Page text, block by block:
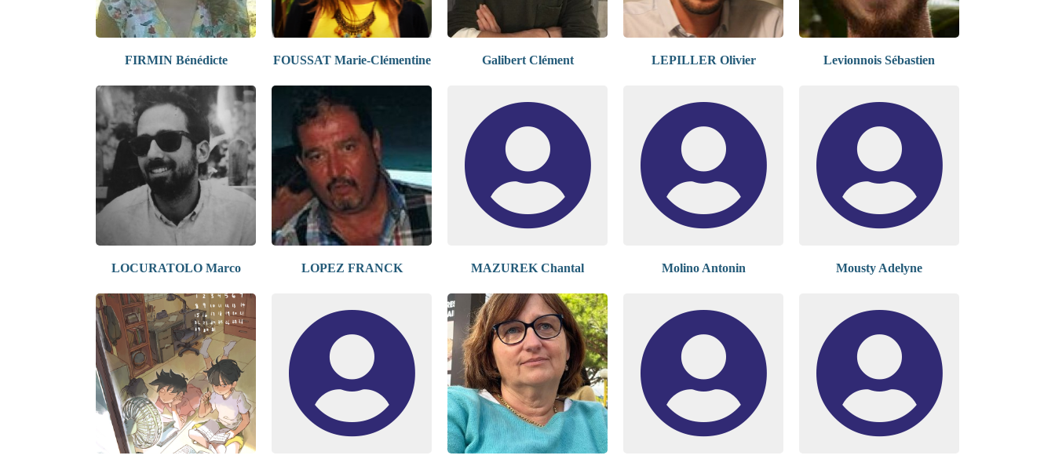
FIRMIN Bénédicte FOUSSAT Marie-Clémentine Galibert Clément LEPILLER Olivier Levionnois Sébastien
LOCURATOLO Marco LOPEZ FRANCK MAZUREK Chantal Molino Antonin Mousty Adelyne